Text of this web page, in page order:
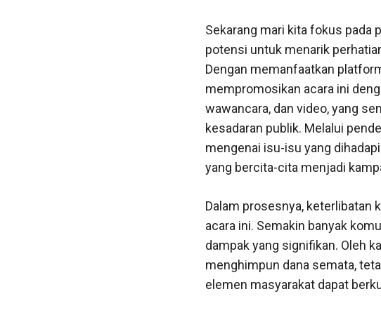
Sekarang mari kita fokus pada
potensi untuk menarik
Dengan memanfaatkan
mempromosikan acara ini
wawancara, dan video, yang
kesadaran publik. Melalui
mengenai isu-isu yang
yang bercita-cita menjadi
Dalam prosesnya, keterlibatan
acara ini. Semakin banyak
dampak yang signifikan. Oleh
menghimpun dana semata,
elemen masyarakat dapat